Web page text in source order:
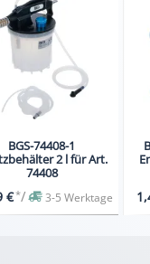
BGS-74408-1
2 l für Art.
74408
€*/ 3-5 Werktage